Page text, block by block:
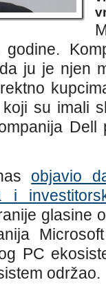
godine.
ju je njen
su imali
objavio
i
glasine
PC
održao.